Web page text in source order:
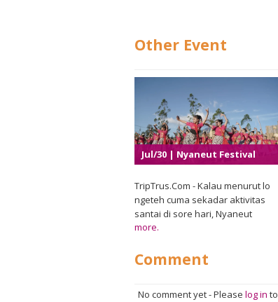
Other Event
Jul/30 | Nyaneut Festival
2026
TripTrus.Com - Kalau menurut lo
ngeteh cuma sekadar aktivitas
santai di sore hari, Nyaneut
Festival 2026 bakal bikin
tradisi minum teh khas Sunda
perayaan budaya yang
more.
Comment
No comment yet-Please log in